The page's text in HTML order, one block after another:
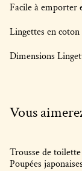
Facile à emporter
Lingettes en
Dimensions
Vous
Trousse de toilette
Poupées japonaises